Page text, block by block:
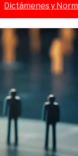
Dictámenes y